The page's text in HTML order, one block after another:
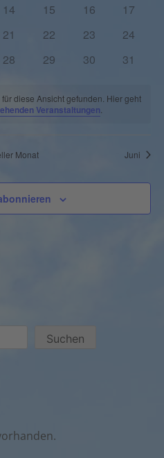
014
015
016
017
0
21
0
22
0
23
0
24
0
28
0
29
0
30
0
31
diese Ansicht gefunden. Hier geht
Veranstaltungen
Monat Juni
Suchen